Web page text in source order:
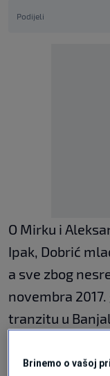
Podijeli
O Mirku i
Ipak, Dobrić
a sve zbog
novembra
tranzitu u
Košarkaškog
Brinemo o vašoj